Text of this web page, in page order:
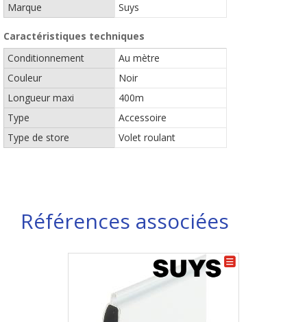
Marque
Suys
Caractéristiques techniques
Conditionnement
Au mètre
Couleur
Noir
Longueur maxi
400m
Type
Accessoire
Type de store
Volet roulant
Références associées